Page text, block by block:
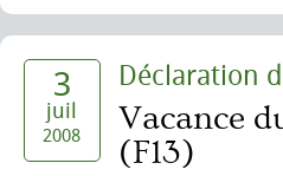
3
juil
2008
Déclaration
Vacance
(F13)